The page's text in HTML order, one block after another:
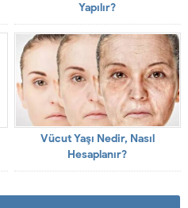
Yapılır?
Vücut Yaşı Nedir, Nasıl
Hesaplanır?